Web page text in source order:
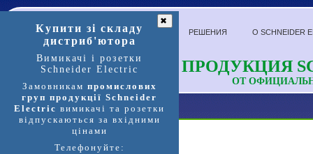
ПРОДУКЦИЯ
ОТ
РЕШЕНИЯ О SCHNEIDER
Купити зі складу
дистриб'ютора
Вимикачі і розетки
Schneider Electric
Замовникам промислових
груп продукції Schneider
Electric вимикачі та розетки
відпускаються за вхідними
цінами
Телефонуйте:
✖